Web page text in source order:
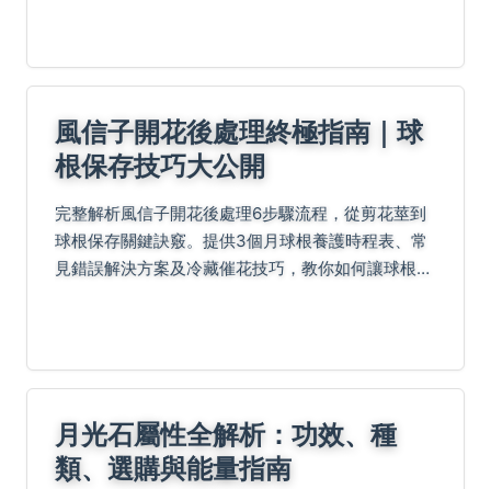
風信子開花後處理終極指南｜球
根保存技巧大公開
完整解析風信子開花後處理6步驟流程，從剪花莖到
球根保存關鍵訣竅。提供3個月球根養護時程表、常
見錯誤解決方案及冷藏催花技巧，教你如何讓球根年
月光石屬性全解析：功效、種
類、選購與能量指南